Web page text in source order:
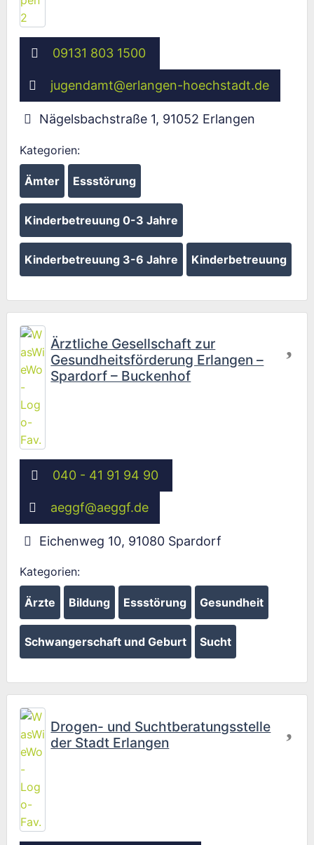
09131 803 1500
jugendamt@erlangen-hoechstadt.de
Nägelsbachstraße 1, 91052 Erlangen
Kategorien:
Ämter Essstörung
Kinderbetreuung 0-3 Jahre
Kinderbetreuung 3-6 Jahre Kinderbetreuung
Ärztliche Gesellschaft zur
Gesundheitsförderung Erlangen –
Spardorf – Buckenhof
040 - 41 91 94 90
aeggf@aeggf.de
Eichenweg 10, 91080 Spardorf
Kategorien:
Ärzte Bildung Essstörung Gesundheit
Schwangerschaft und Geburt Sucht
Drogen- und Suchtberatungsstelle
der Stadt Erlangen